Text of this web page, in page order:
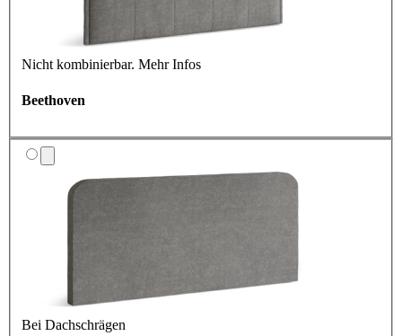
Nicht kombinierbar. Mehr Infos
Beethoven
Bei Dachschrägen